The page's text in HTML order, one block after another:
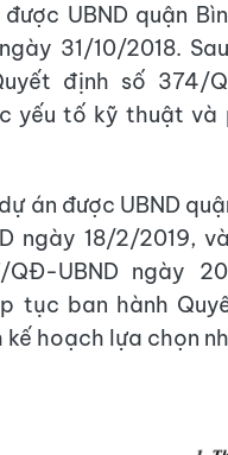
UBND quận
31/10/2018.
định số 374/
yếu tố kỹ thuật và
án được UBND
ngày 18/2/2019,
UBND ngày
tục ban hành
hoạch lựa chọn